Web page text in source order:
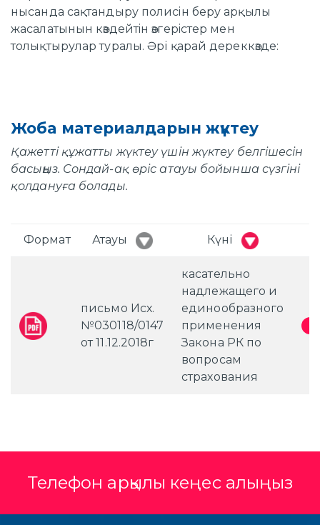
нысанда сақтандыру полисiн беру арқылы
жасалатынын көздейтiн өзгерiстер мен
толықтырулар туралы. Әрі қарай дереккөзде:
Жоба материалдарын жүктеу
Қажетті құжатты жүктеу үшін жүктеу белгішесін
басыңыз. Сондай-ақ өріс атауы бойынша сүзгіні
қолдануға болады.
Формат Атауы Күні
письмо Исх.
№030118/0147
от 11.12.2018г
касательно
надлежащего и
единообразного
применения
Закона РК по
вопросам
страхования
Телефон арқылы кеңес алыңыз